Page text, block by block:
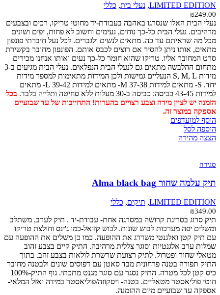
LIMITED EDITION
, נעלי בית, כללי
₪249.00
נעלי הבית האלו שנסרגו באהבה בעבודת-יד מחוטי טריקו, רכים ובצבעים
מרהיבים. נעלי הבית כל-כך נוחים, נעימים וחשוב לא פחות, יפים ושונים
מכל מה שראיתם עד כה. מתאים לנשים ולגברים. לכל נעל חיברתי פונפון
מתאים, אותו ניתן להסיר אם רוצים לכבס אותם. הפונפון מחובר בקשירת
סרט המחובר אליו. טריקו שהוא חומר כל-כך נעים ואותו אנחנו מכירים
מתחום ההלבשה מתאים גם לנעלי הבית הנפלאים. נעלי הבית מגיעים ב-3
מידות S, M, L הנעליים גמישות ולכן המידות מתאימות למספר מידות
יחד. S- מתאים למידות 37-38 M- מתאים למידות 39-42 L- מתאים
למידות 43-45 כביסה: כביסה ב-30 מעלות ללא סחיטה ותלייה בלבד.
בכל
הזמנה יש לציין מידה וצבע רצויים בהערות! התחייבות של עד שבועיים
אספקה במוצר זה.
הוסף למועדפים
הוספה לסל
הצצה מהירה
סגירה
תיק עלמה שחור Alma black bag
LIMITED EDITION
, תיקים, כללי
₪349.00
תיק סרוג בסריגת קרושה במסרגה אחת- עבודת-יד . תיק לערב, משתלב
ומשלים יפה מערכות לבוש שונות. לבוש קזואל-כמו ג'ינס וחולצת טריקו
עם תיק קטן ואלגנטי משדרג את ההופעה. כמו כן משלים את ההופעה עם
שמלות ערב אלגנטיות וסוגר צללית מרהיבה. התיק קיים בצבע זהוב
מטאלי שחור ופטרול. לתיק רצועת שרשרת לולאות בצבע זהב. בתוך
התיק תפורה בטנה פרחונית מבד סאטן עם דפוסים שונים ולבטנה מחובר
כיס קטן לכל מטרה. התיק נסגר עם סוגר מגנט מתכתי. גוף התיק-100%
חוטי פוליאסטר מטאליים. בטנה- ויסקוזה/פוליאסטר במידה ואזל המלאי-
אספקה עד שבועיים מיום ההזמנה.